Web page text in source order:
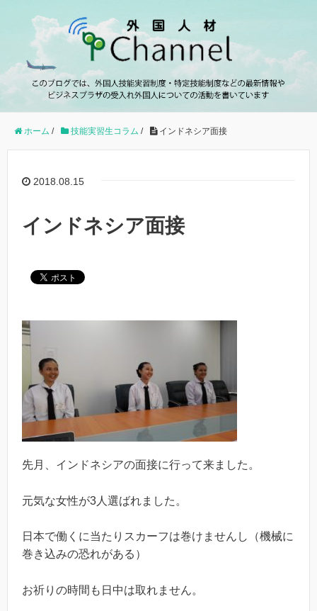
ホーム / 技能実習生コラム / インドネシア面接
2018.08.15
インドネシア面接
先月、インドネシアの面接に行って来ました。
元気な女性が3人選ばれました。
日本で働くに当たりスカーフは巻けませんし（機械に
巻き込みの恐れがある）
お祈りの時間も日中は取れません。